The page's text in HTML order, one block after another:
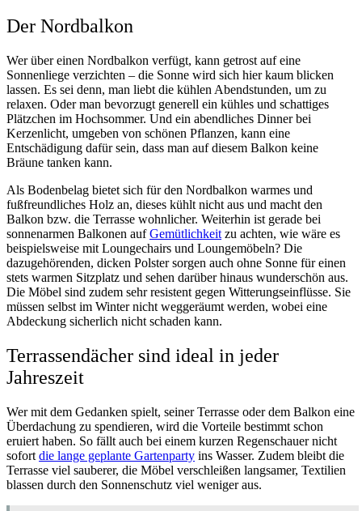
Der Nordbalkon
Wer über einen Nordbalkon verfügt, kann getrost auf eine
Sonnenliege verzichten – die Sonne wird sich hier kaum blicken
lassen. Es sei denn, man liebt die kühlen Abendstunden, um zu
relaxen. Oder man bevorzugt generell ein kühles und schattiges
Plätzchen im Hochsommer. Und ein abendliches Dinner bei
Kerzenlicht, umgeben von schönen Pflanzen, kann eine
Entschädigung dafür sein, dass man auf diesem Balkon keine
Bräune tanken kann.
Als Bodenbelag bietet sich für den Nordbalkon warmes und
fußfreundliches Holz an, dieses kühlt nicht aus und macht den
Balkon bzw. die Terrasse wohnlicher. Weiterhin ist gerade bei
sonnenarmen Balkonen aufGemütlichkeit zu achten, wie wäre es
beispielsweise mit Loungechairs und Loungemöbeln? Die
dazugehörenden, dicken Polster sorgen auch ohne Sonne für einen
stets warmen Sitzplatz und sehen darüber hinaus wunderschön aus.
Die Möbel sind zudem sehr resistent gegen Witterungseinflüsse. Sie
müssen selbst im Winter nicht weggeräumt werden, wobei eine
Abdeckung sicherlich nicht schaden kann.
Terrassendächer sind ideal in jeder
Jahreszeit
Wer mit dem Gedanken spielt, seiner Terrasse oder dem Balkon eine
Überdachung zu spendieren, wird die Vorteile bestimmt schon
eruiert haben. So fällt auch bei einem kurzen Regenschauer nicht
sofort die lange geplante Gartenparty ins Wasser. Zudem bleibt die
Terrasse viel sauberer, die Möbel verschleißen langsamer, Textilien
blassen durch den Sonnenschutz viel weniger aus.